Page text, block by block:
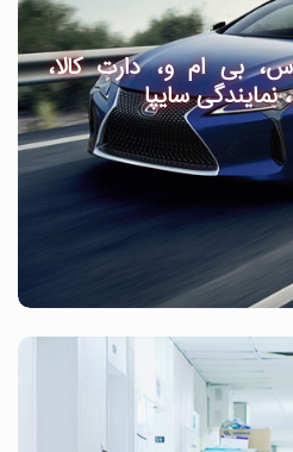
بی ام و، دارت کالا،
نمایندگی سایپا